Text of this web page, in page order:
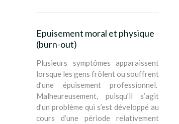
Epuisement moral et physique
(burn-out)
Plusieurs symptômes apparaissent
lorsque les gens frôlent ou souffrent
d’une épuisement professionnel.
Malheureusement, puisqu’il s’agit
d’un problème qui s’est développé au
cours d’une période relativement